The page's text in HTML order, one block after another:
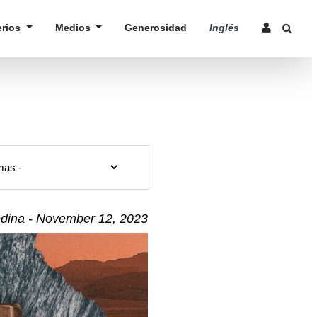
Medios Generosidad Inglés
- November 12, 2023